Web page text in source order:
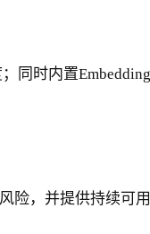
同时内置
，并提供持续